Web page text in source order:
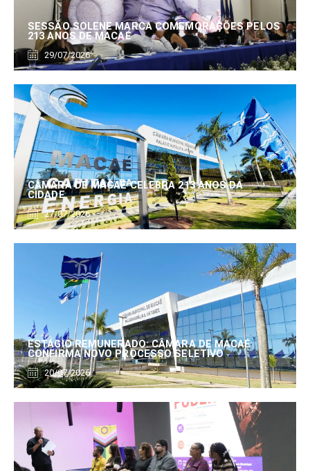
SESSÃO SOLENE MARCA COMEMORAÇÕES PELOS
213 ANOS DE MACAÉ
29/07/2026
CÂMARA DE MACAÉ CELEBRA 213 ANOS DA
CIDADE
27/07/2026
ESTÁGIO REMUNERADO: CÂMARA DE MACAÉ
CONFIRMA NOVO PROCESSO SELETIVO
20/07/2026